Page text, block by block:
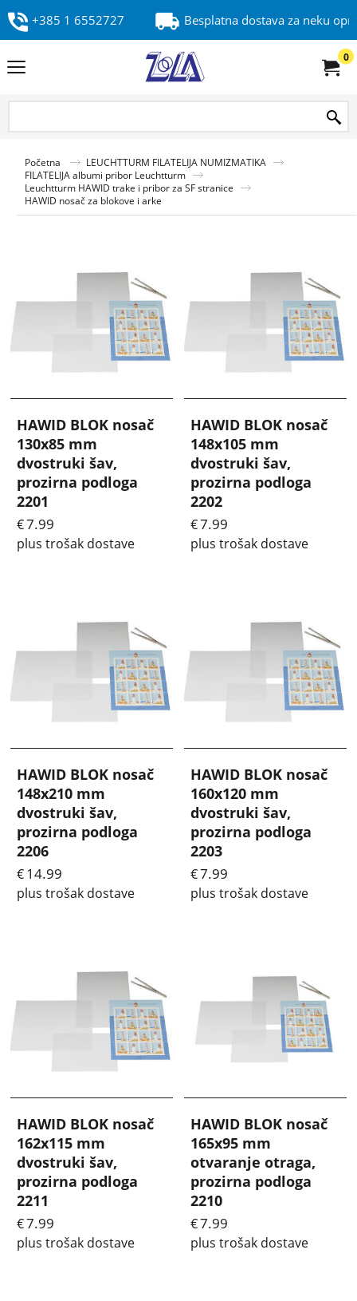
+385 1 6552727 Besplatna dostava za neku
0
Početna
LEUCHTTURM FILATELIJA NUMIZMATIKA
FILATELIJA albumi pribor Leuchtturm
Leuchtturm HAWID trake i pribor za SF stranice
HAWID nosač za blokove i arke
HAWID BLOK nosač
130x85 mm
dvostruki šav,
prozirna podloga
2201
€7.99
plus trošak dostave
HAWID BLOK nosač
148x105 mm
dvostruki šav,
prozirna podloga
2202
€7.99
plus trošak dostave
HAWID BLOK nosač
148x210 mm
dvostruki šav,
prozirna podloga
2206
€14.99
plus trošak dostave
HAWID BLOK nosač
160x120 mm
dvostruki šav,
prozirna podloga
2203
€7.99
plus trošak dostave
HAWID BLOK nosač
162x115 mm
dvostruki šav,
prozirna podloga
2211
€7.99
plus trošak dostave
HAWID BLOK nosač
165x95 mm
otvaranje otraga,
prozirna podloga
2210
€7.99
plus trošak dostave